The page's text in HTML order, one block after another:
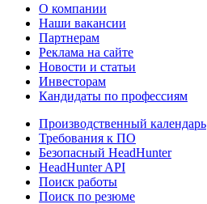
О компании
Наши вакансии
Партнерам
Реклама на сайте
Новости и статьи
Инвесторам
Кандидаты по профессиям
Производственный календарь
Требования к ПО
Безопасный HeadHunter
HeadHunter API
Поиск работы
Поиск по резюме